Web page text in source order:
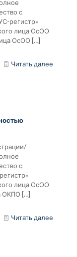
с
регистр»
лица ОсОО
ОсОО […]
Читать далее
с
лица ОсОО
ОКПО […]
Читать далее